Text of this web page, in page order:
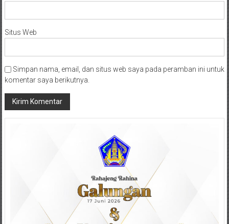
Situs Web
Simpan nama, email, dan situs web saya pada peramban ini untuk
komentar saya berikutnya.